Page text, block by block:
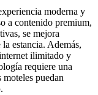
moderna y
a contenido premium,
se mejora
estancia. Además,
ilimitado y
requiere una
moteles puedan